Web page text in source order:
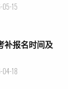
05-15
补报名时间及
04-18